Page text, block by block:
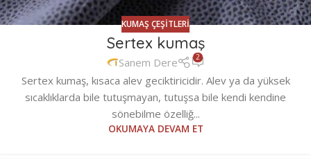
KUMAŞ ÇEŞITLERI
Sertex kumaş
Sanem Dere 2
Sertex kumaş, kısaca alev geciktiricidir. Alev ya da yüksek
sıcaklıklarda bile tutuşmayan, tutuşsa bile kendi kendine
sönebilme özelliğ...
OKUMAYA DEVAM ET